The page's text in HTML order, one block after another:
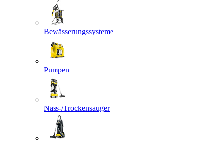
Bewässerungssysteme
Pumpen
Nass-/Trockensauger